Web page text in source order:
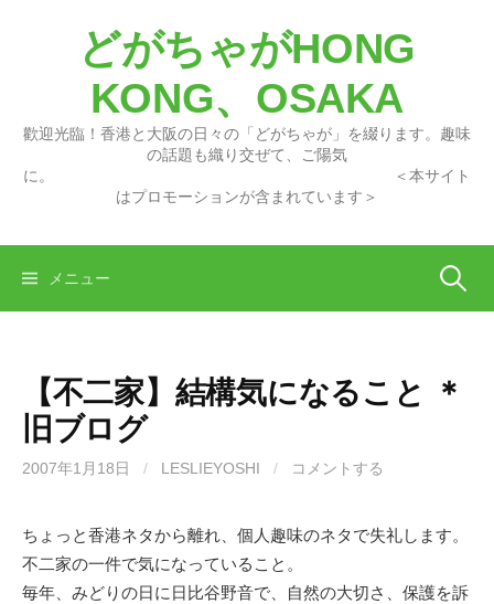
どがちゃがHONG
KONG、OSAKA
歡迎光臨！香港と大阪の日々の「どがちゃが」を綴ります。趣味
の話題も織り交ぜて、ご陽気
に。 ＜本サイト
はプロモーションが含まれています＞
メニュー 検
【不二家】結構気になること ＊
旧ブログ
2007年1月18日 / LESLIEYOSHI / コメントする
ちょっと香港ネタから離れ、個人趣味のネタで失礼します。
不二家の一件で気になっていること。
毎年、みどりの日に日比谷野音で、自然の大切さ、保護を訴